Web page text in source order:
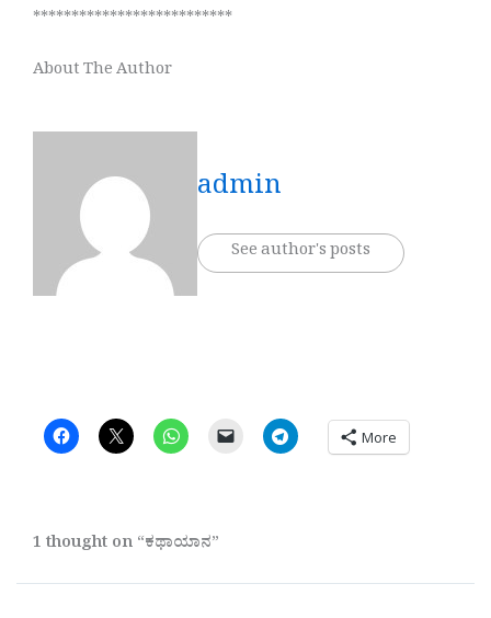
**************************
About The Author
admin
See author's posts
More
1 thought on “ಕಥಾಯಾನ”